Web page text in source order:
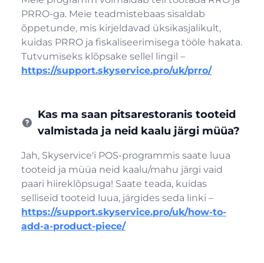
PRRO-ga. Meie teadmistebaas sisaldab
õppetunde, mis kirjeldavad üksikasjalikult,
kuidas PRRO ja fiskaliseerimisega tööle hakata.
Tutvumiseks klõpsake sellel lingil –
https://support.skyservice.pro/uk/prro/
Kas ma saan pitsarestoranis tooteid
valmistada ja neid kaalu järgi müüa?
Jah, Skyservice'i POS-programmis saate luua
tooteid ja müüa neid kaalu/mahu järgi vaid
paari hiireklõpsuga! Saate teada, kuidas
selliseid tooteid luua, järgides seda linki –
https://support.skyservice.pro/uk/how-to-
add-a-product-piece/